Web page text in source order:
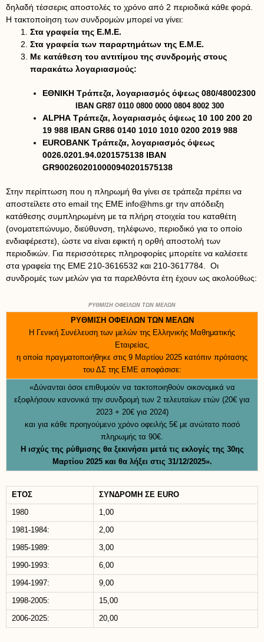
δηλαδή τέσσερις αποστολές το χρόνο από 2 περιοδικά κάθε φορά.
Η τακτοποίηση των συνδρομών μπορεί να γίνει:
Στα γραφεία της Ε.Μ.Ε.
Στα γραφεία των παραρτημάτων της Ε.Μ.Ε.
Με κατάθεση του αντιτίμου της συνδρομής στους
παρακάτω λογαριασμούς:
ΕΘΝΙΚΗ Τράπεζα, λογαριασμός όψεως 080/48002300
ΙΒΑΝ GR87 0110 0800 0000 0804 8002 300
ALPHA Τράπεζα, λογαριασμός όψεως 10 100 200 20
19 988 ΙΒΑΝ GR86 0140 1010 1010 0200 2019 988
EUROBANK Τράπεζα, λογαριασμός όψεως
0026.0201.94.0201575138 IBAN
GR9002602010000940201575138
Στην περίπτωση που η πληρωμή θα γίνει σε τράπεζα πρέπει να
αποστείλετε στο email της ΕΜΕ info@hms.gr την απόδειξη
κατάθεσης συμπληρωμένη με τα πλήρη στοιχεία του καταθέτη
(ονοματεπώνυμο, διεύθυνση, τηλέφωνο, περιοδικό για το οποίο
ενδιαφέρεστε), ώστε να είναι εφικτή η ορθή αποστολή των
περιοδικών. Για περισσότερες πληροφορίες μπορείτε να καλέσετε
στα γραφεία της ΕΜΕ 210-3616532 και 210-3617784.
Οι
συνδρομές των μελών για τα παρελθόντα έτη έχουν ως ακολούθως:
ΡΥΘΜΙΣΗ ΟΦΕΙΛΩΝ ΤΩΝ ΜΕΛΩΝ
ΡΥΘΜΙΣΗ ΟΦΕΙΛΩΝ ΤΩΝ ΜΕΛΩΝ
Η Γενική Συνέλευση των μελών της Ελληνικής Μαθηματικής
Εταιρείας,
η οποία πραγματοποιήθηκε στις 9 Μαρτίου 2025 κατόπιν πρότασης
του ΔΣ της ΕΜΕ αποφάσισε:
«Δύνανται όσοι επιθυμούν να τακτοποιηθούν οικονομικά να
εξοφλήσουν κανονικά την συνδρομή των 2 τελευταίων ετών (20€ για
2023 + 20€ για 2024)
και για κάθε προηγούμενο χρόνο οφειλής 5€ με ανώτατο ποσό
πληρωμής τα 90€.
Η ισχύς της ρύθμισης θα ξεκινήσει μετά τις εκλογές της 30ης
Μαρτίου 2025 και θα λήξει στις 31/12/2025».
ΕΤΟΣ ΣΥΝΔΡΟΜΗ ΣΕ EURO
1980 1,00
1981-1984: 2,00
1985-1989: 3,00
1990-1993: 6,00
1994-1997: 9,00
1998-2005: 15,00
2006-2025: 20,00